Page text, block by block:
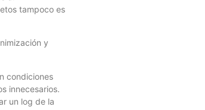
tampoco es
y
condiciones
innecesarios.
un log de la